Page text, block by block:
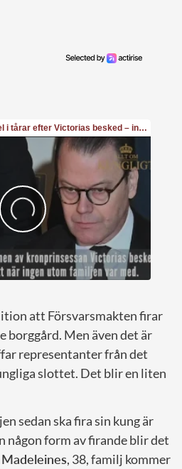
att Försvarsmakten firar
borggård. Men även det är
representanter från det
slottet. Det blir en liten
sedan ska fira sin kung är
någon form av firande blir det
Madeleines, 38, familj kommer